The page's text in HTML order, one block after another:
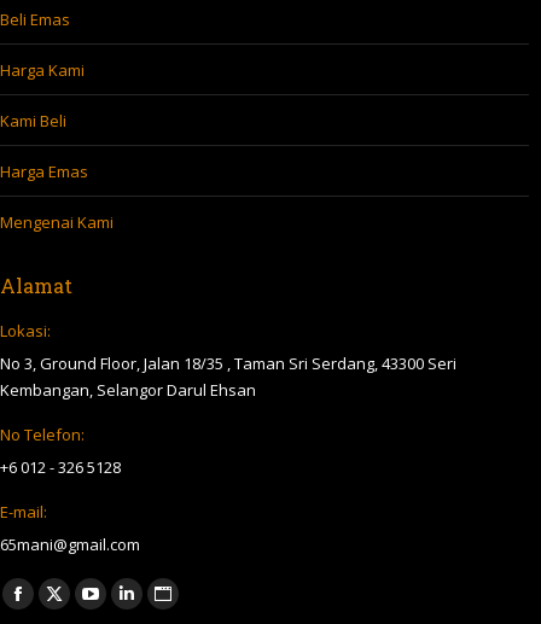
Beli Emas
Harga Kami
Kami Beli
Harga Emas
Mengenai Kami
Alamat
Lokasi:
No 3, Ground Floor, Jalan 18/35 , Taman Sri Serdang, 43300 Seri
Kembangan, Selangor Darul Ehsan
No Telefon:
+6 012 - 326 5128
E-mail:
65mani@gmail.com
Find us on:
Facebook
X
YouTube
LinkedinWebsite